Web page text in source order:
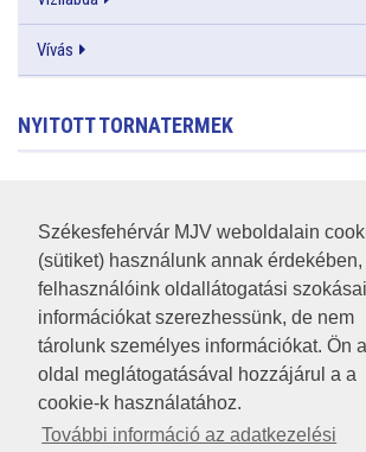
Székesfehérvár MJV weboldalain
(sütiket) használunk annak
felhasználóink oldallátogatási
információkat szerezhessünk, de nem
tárolunk személyes információkat. Ön
oldal meglátogatásával hozzájárul a a
cookie-k használatához.
További információ az adatkezelési
Vívás
NYITOTT TORNATERMEK
RSS
A HONLAP 2017.03.31-I ÁLLAPOTA
JOGI NYILATKOZAT
IMPRESSZUM